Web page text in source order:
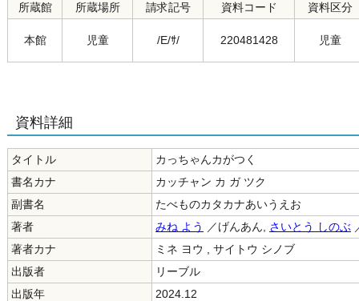
所蔵館 所蔵場所 請求記号 資料コード 資料区分
本館 児童 /E/ｻ/ 220481428 児童
資料詳細
タイトル
カっちゃんカがつく
書名カナ
カッチャン カ ガ ツク
副書名
たべものカタカナあいうえお
著者
みね よう ／げんあん, さいとう しのぶ
著者カナ
ミネ ヨウ , サイトウ シノブ
出版者
リーブル
出版年
2024.12